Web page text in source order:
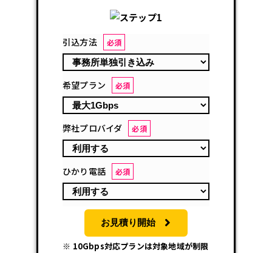
引込方法 必須
希望プラン 必須
弊社プロバイダ 必須
ひかり電話 必須
お見積り開始
10Gbps対応プランは対象地域が制限